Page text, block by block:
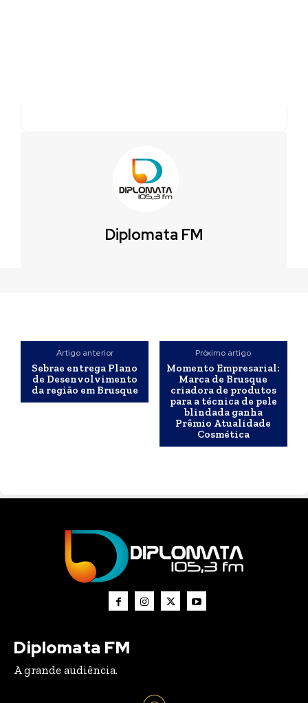
Diplomata FM
Artigo anterior
Sebrae entrega Plano
de Desenvolvimento
da região em Brusque
Próximo artigo
Momento Empresarial:
Marca de Brusque
criadora de produtos
para a técnica de pele
blindada ganha
Prêmio Atualidade
Cosmética
Diplomata FM
A grande audiência.